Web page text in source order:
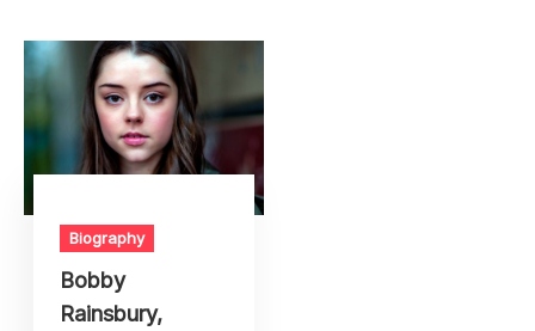
Biography
Bobby
Rainsbury,